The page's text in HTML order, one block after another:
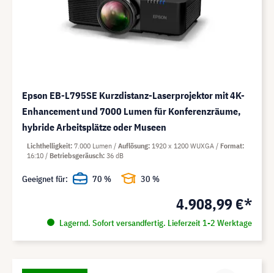
Epson EB-L795SE Kurzdistanz-Laserprojektor mit 4K-
Enhancement und 7000 Lumen für Konferenzräume,
hybride Arbeitsplätze oder Museen
4.908,99 €*
Lagernd. Sofort versandfertig. Lieferzeit 1-2 Werktage
Lichthelligkeit 7.000 Lumen Auflösung 1920 x 1200 WUXGA
Format
16:10
Betriebsgeräusch 36 dB
Geeignet für: 70 % 30 %